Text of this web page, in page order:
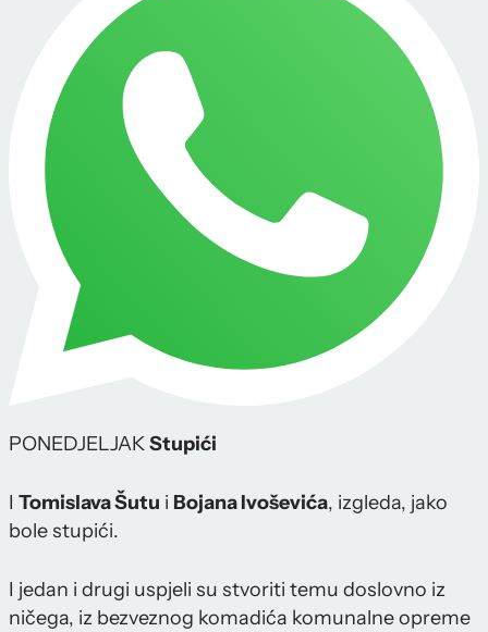
PONEDJELJAKStupići
I Tomislava Šutu i Bojana Ivoševića, izgleda, jako
bole stupići.
I jedan i drugi uspjeli su stvoriti temu doslovno iz
ničega, iz bezveznog komadića komunalne opreme